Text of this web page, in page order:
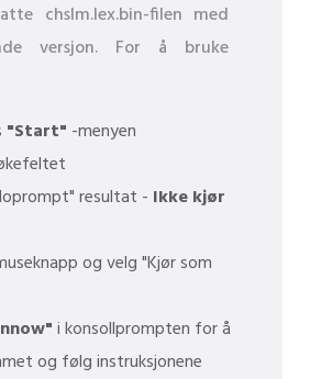
chslm.lex.bin-filen med
versjon. For å bruke
"Start" -menyen
resultat - Ikke kjør
og velg "Kjør som
i konsollprompten for å
og følg instruksjonene